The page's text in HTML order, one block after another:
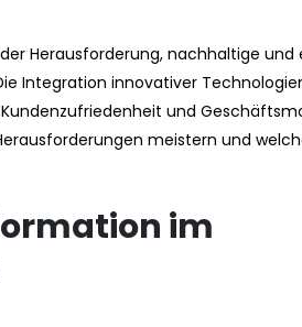
Herausforderung, nachhaltige und
Integration innovativer
und
meistern und
im